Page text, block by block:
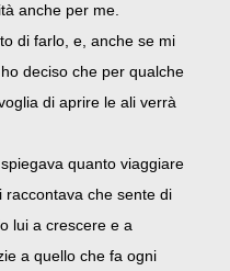
anche per me.
di farlo, e, anche se mi
deciso che per qualche
di aprire le ali verrà
quanto viaggiare
raccontava che sente di
lui a crescere e a
a quello che fa ogni